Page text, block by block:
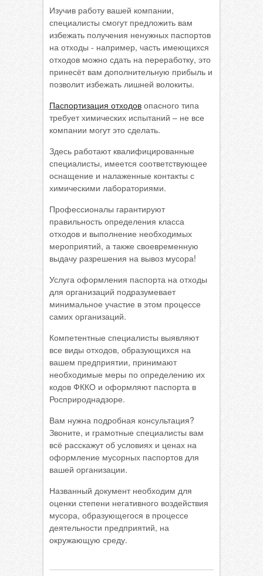
Изучив работу вашей компании,
специалисты смогут предложить вам
избежать получения ненужных паспортов
на отходы - например, часть имеющихся
отходов можно сдать на переработку, это
принесёт вам дополнительную прибыль и
позволит избежать лишней волокиты.
Паспортизация отходов опасного типа
требует химических испытаний – не все
компании могут это сделать.
Здесь работают квалифицированные
специалисты, имеется соответствующее
оснащение и налаженные контакты с
химическими лабораториями.
Профессионалы гарантируют
правильность определения класса
отходов и выполнение необходимых
мероприятий, а также своевременную
выдачу разрешения на вывоз мусора!
Услуга оформления паспорта на отходы
для организаций подразумевает
минимальное участие в этом процессе
самих организаций.
Компетентные специалисты выявляют
все виды отходов, образующихся на
вашем предприятии, принимают
необходимые меры по определению их
кодов ФККО и оформляют паспорта в
Росприроднадзоре.
Вам нужна подробная консультация?
Звоните, и грамотные специалисты вам
всё расскажут об условиях и ценах на
оформление мусорных паспортов для
вашей организации.
Названный документ необходим для
оценки степени негативного воздействия
мусора, образующегося в процессе
деятельности предприятий, на
окружающую среду.